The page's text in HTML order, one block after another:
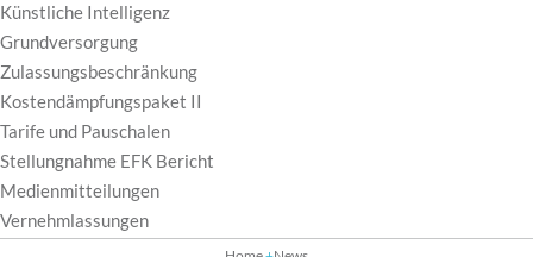
Künstliche Intelligenz
Grundversorgung
Zulassungsbeschränkung
Kostendämpfungspaket II
Tarife und Pauschalen
Stellungnahme EFK Bericht
Medienmitteilungen
Vernehmlassungen